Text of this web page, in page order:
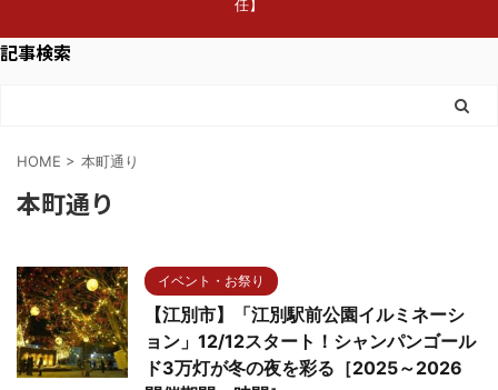
任】
記事検索
HOME > 本町通り
本町通り
イベント・お祭り
【江別市】「江別駅前公園イルミネーシ
ョン」12/12スタート！シャンパンゴール
ド3万灯が冬の夜を彩る［2025～2026